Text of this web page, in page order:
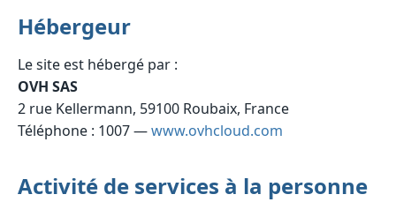
Hébergeur
Le site est hébergé par :
OVH SAS
2 rue Kellermann, 59100 Roubaix, France
Téléphone : 1007 —www.ovhcloud.com
Activité de services à la personne